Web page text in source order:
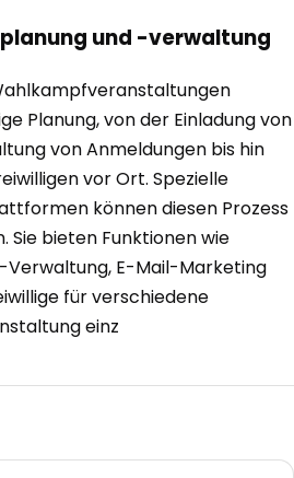
und -verwaltung
Planung, von der Einladung von
von Anmeldungen bis hin
vor Ort. Spezielle
können diesen Prozess
bieten Funktionen wie
Verwaltung, E-Mail-Marketing
für verschiedene
einz